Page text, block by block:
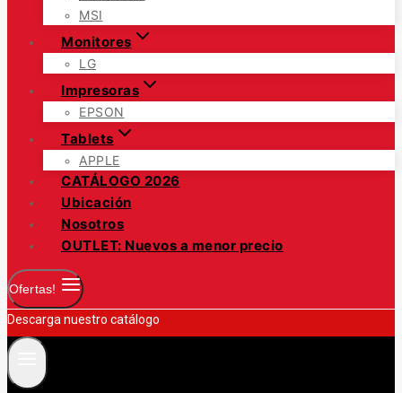
MSI
Monitores
LG
Impresoras
EPSON
Tablets
APPLE
CATÁLOGO 2026
Ubicación
Nosotros
OUTLET: Nuevos a menor precio
Ofertas!
Descarga nuestro catálogo